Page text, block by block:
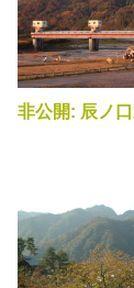
非公開: 辰ノ